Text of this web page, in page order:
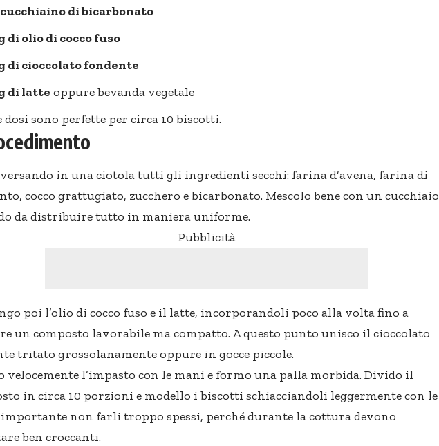
cucchiaino di bicarbonato
di olio di cocco fuso
di cioccolato fondente
di latte oppure bevanda vegetale
dosi sono perfette per circa 10 biscotti.
in una ciotola tutti gli ingredienti secchi: farina d’avena, farina di
cocco grattugiato, zucchero e bicarbonato. Mescolo bene con un cucchiaio
da distribuire tutto in maniera uniforme.
Pubblicità
poi l’olio di cocco fuso e il latte, incorporandoli poco alla volta fino a
un composto lavorabile ma compatto. A questo punto unisco il cioccolato
tritato grossolanamente oppure in gocce piccole.
velocemente l’impasto con le mani e formo una palla morbida. Divido il
in circa 10 porzioni e modello i biscotti schiacciandoli leggermente con le
importante non farli troppo spessi, perché durante la cottura devono
ben croccanti.